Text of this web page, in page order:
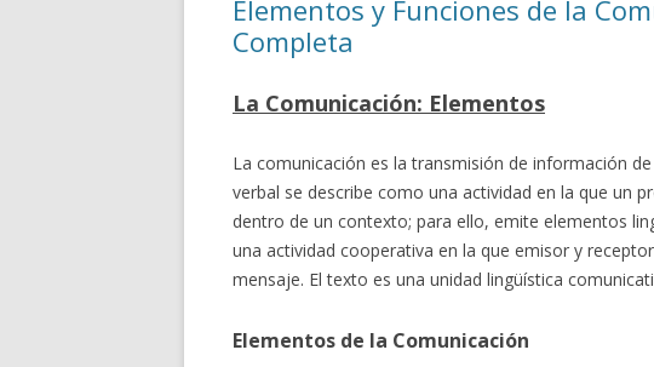
Elementos y Funciones de la
Completa
La Comunicación: Elementos
La comunicación es la transmisión de información
verbal se describe como una actividad en la que un
dentro de un contexto; para ello, emite elementos
una actividad cooperativa en la que emisor y
mensaje. El texto es una unidad lingüística
Elementos de la Comunicación